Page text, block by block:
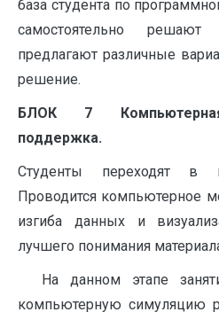
база студента по
самостоятельно
предлагают различные
решение.
БЛОК 7 Компьютерная
поддержка.
Студенты переходят в
Проводится компьютерное
изгиба данных и
лучшего понимания
На данном этапе
компьютерную симуляцию